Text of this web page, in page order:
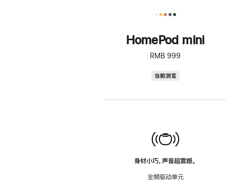
HomePod mini
RMB 999
当前浏览
身材小巧，声音超震撼。
全频驱动单元